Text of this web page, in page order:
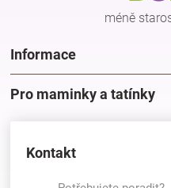
méně
Informace
Pro maminky a tatínky
Kontakt